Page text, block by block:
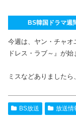
BS韓国ドラマ週
今週は、ヤン・チャオ
ドレス・ラブ～』が始
ミスなどありましたら、
BS放送 放送情